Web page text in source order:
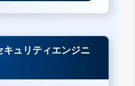
ュリティエンジニ